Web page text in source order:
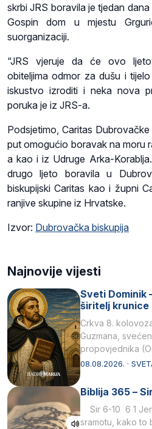
skrbi JRS boravila je tjedan
Gospin dom u mjestu
suorganizaciji.
“JRS vjeruje da će ovo
obiteljima odmor za dušu i
iskustvo izroditi i neka nova
poruka je iz JRS-a.
Podsjetimo, Caritas
put omogućio boravak na moru
a kao i iz Udruge Arka-
drugo ljeto boravila u
biskupijski Caritas kao i župni
ranjive skupine iz Hrvatske.
Izvor: Dubrovačka biskupija
Najnovije vijesti
Sveti Dominik
širitelj krunice
Crkva 8.
Guzmana,
propovjednika
Svojim životom,
08.08.2026. ·
Biblija 365 –
Sir 6-10 6 1
sramotu, kako to